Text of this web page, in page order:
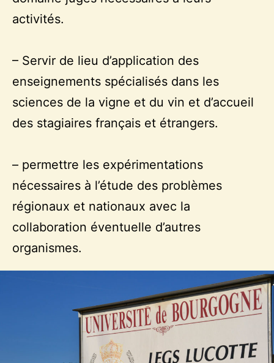
activités.
– Servir de lieu d’application des
enseignements spécialisés dans les
sciences de la vigne et du vin et d’accueil
des stagiaires français et étrangers.
– permettre les expérimentations
nécessaires à l’étude des problèmes
régionaux et nationaux avec la
collaboration éventuelle d’autres
organismes.